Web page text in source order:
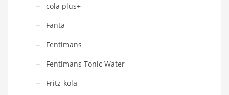
cola plus+
Fanta
Fentimans
Fentimans Tonic Water
Fritz-kola